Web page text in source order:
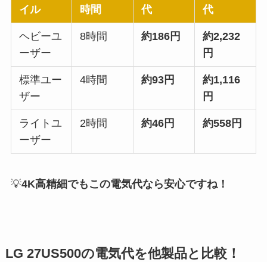
イル 時間 代 代
ヘビーユ
ーザー
8時間 約186円
約2,232
円
標準ユー
ザー
4時間 約93円
約1,116
円
ライトユ
ーザー
2時間 約46円 約558円
💡4K高精細でもこの電気代なら安心ですね！
LG 27US500の電気代を他製品と比較！